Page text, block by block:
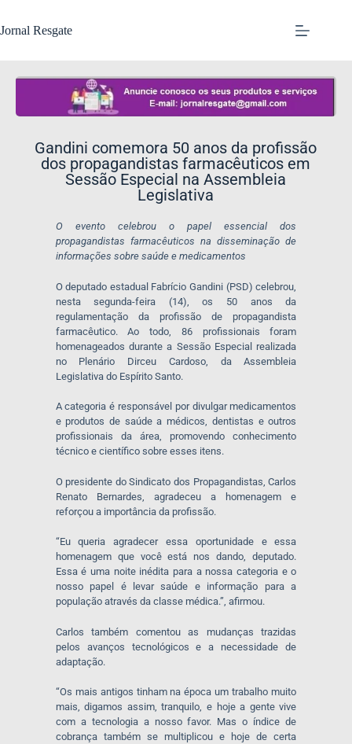
Jornal Resgate
Gandini comemora 50 anos da profissão
dos propagandistas farmacêuticos em
Sessão Especial na Assembleia
Legislativa
O evento celebrou o papel essencial dos
propagandistas farmacêuticos na disseminação de
informações sobre saúde e medicamentos
O deputado estadual Fabrício Gandini (PSD) celebrou,
nesta segunda-feira (14), os 50 anos da
regulamentação da profissão de propagandista
farmacêutico. Ao todo, 86 profissionais foram
homenageados durante a Sessão Especial realizada
no Plenário Dirceu Cardoso, da Assembleia
Legislativa do Espírito Santo.
A categoria é responsável por divulgar medicamentos
e produtos de saúde a médicos, dentistas e outros
profissionais da área, promovendo conhecimento
técnico e científico sobre esses itens.
O presidente do Sindicato dos Propagandistas, Carlos
Renato Bernardes, agradeceu a homenagem e
reforçou a importância da profissão.
“Eu queria agradecer essa oportunidade e essa
homenagem que você está nos dando, deputado.
Essa é uma noite inédita para a nossa categoria e o
nosso papel é levar saúde e informação para a
população através da classe médica.”, afirmou.
Carlos também comentou as mudanças trazidas
pelos avanços tecnológicos e a necessidade de
adaptação.
“Os mais antigos tinham na época um trabalho muito
mais, digamos assim, tranquilo, e hoje a gente vive
com a tecnologia a nosso favor. Mas o índice de
cobrança também se multiplicou e hoje de certa